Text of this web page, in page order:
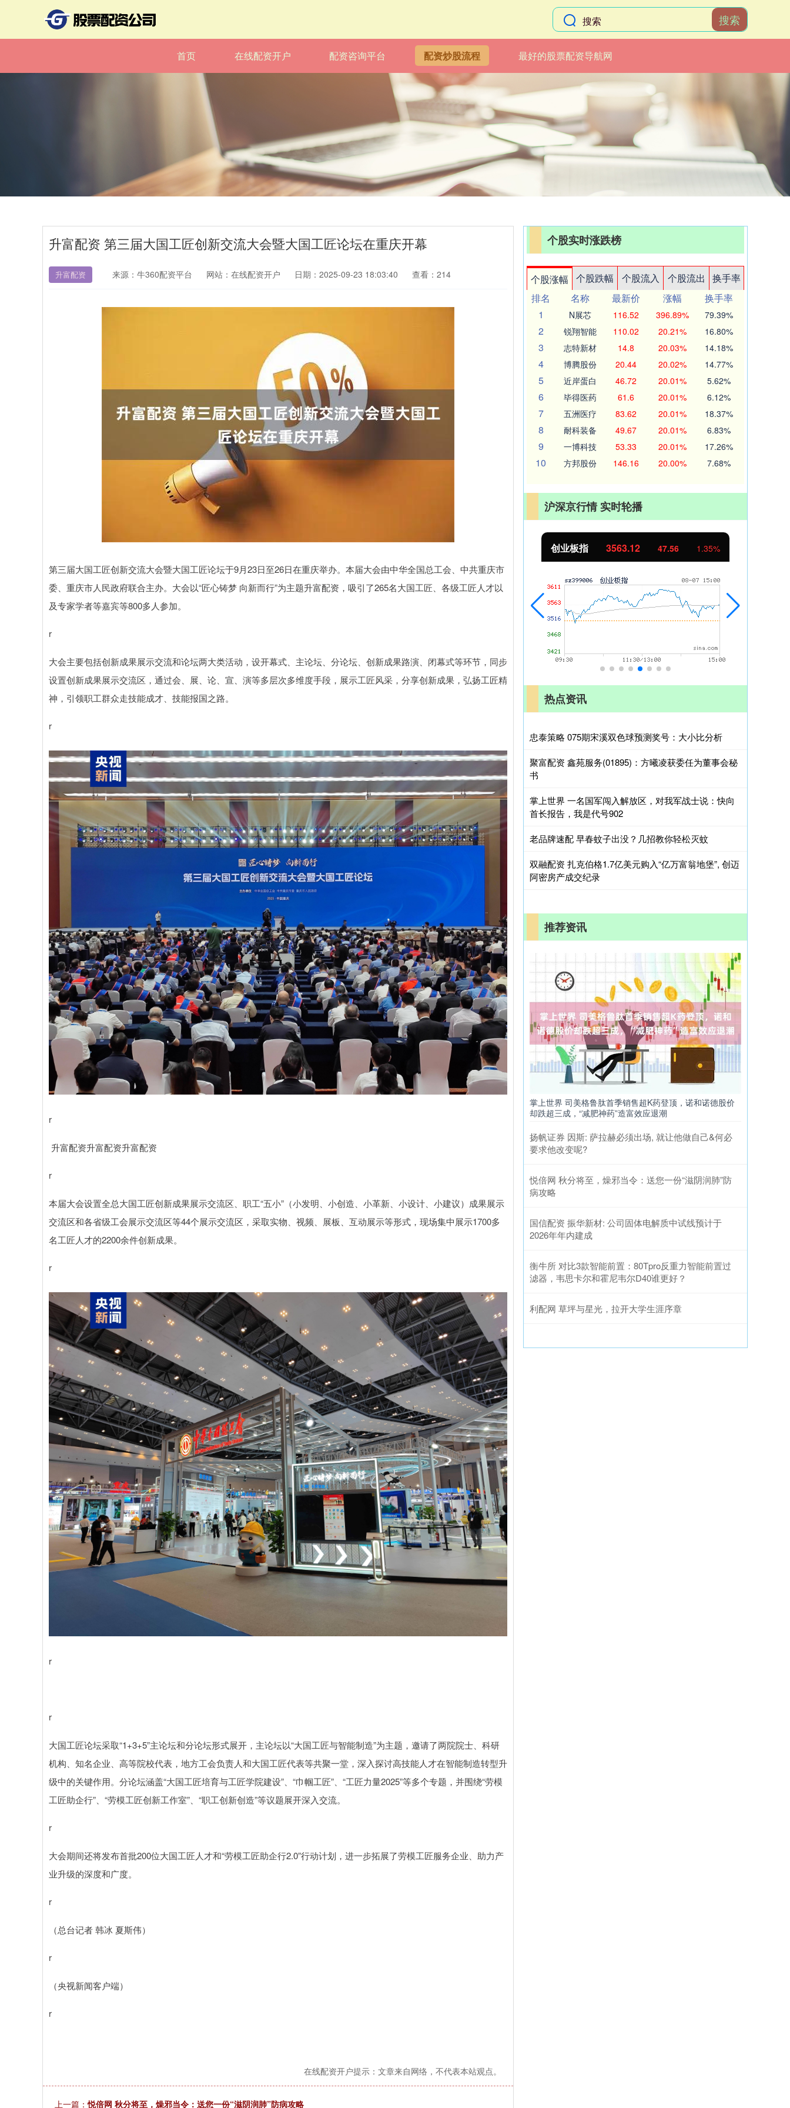
搜索
首页 在线配资开户 配资咨询平台 配资炒股流程 最好的股票配资导航网
升富配资 第三届大国工匠创新交流大会暨大国工匠论坛在重庆开幕
升富配资 来源：牛360配资平台 网站：在线配资开户 日期：2025-09-23 18:03:40 查看：214
第三届大国工匠创新交流大会暨大国工匠论坛于9月23日至26日在重庆举办。本届大会由中华全国总工会、中共重庆市
委、重庆市人民政府联合主办。大会以“匠心铸梦 向新而行”为主题升富配资，吸引了265名大国工匠、各级工匠人才以
及专家学者等嘉宾等800多人参加。
r
大会主要包括创新成果展示交流和论坛两大类活动，设开幕式、主论坛、分论坛、创新成果路演、闭幕式等环节，同步
设置创新成果展示交流区，通过会、展、论、宣、演等多层次多维度手段，展示工匠风采，分享创新成果，弘扬工匠精
神，引领职工群众走技能成才、技能报国之路。
r
r
升富配资升富配资升富配资
r
本届大会设置全总大国工匠创新成果展示交流区、职工“五小”（小发明、小创造、小革新、小设计、小建议）成果展示
交流区和各省级工会展示交流区等44个展示交流区，采取实物、视频、展板、互动展示等形式，现场集中展示1700多
名工匠人才的2200余件创新成果。
r
r
r
大国工匠论坛采取“1+3+5”主论坛和分论坛形式展开，主论坛以“大国工匠与智能制造”为主题，邀请了两院院士、科研
机构、知名企业、高等院校代表，地方工会负责人和大国工匠代表等共聚一堂，深入探讨高技能人才在智能制造转型升
级中的关键作用。分论坛涵盖“大国工匠培育与工匠学院建设”、“巾帼工匠”、“工匠力量2025”等多个专题，并围绕“劳模
工匠助企行”、“劳模工匠创新工作室”、“职工创新创造”等议题展开深入交流。
r
大会期间还将发布首批200位大国工匠人才和“劳模工匠助企行2.0”行动计划，进一步拓展了劳模工匠服务企业、助力产
业升级的深度和广度。
r
（总台记者 韩冰 夏斯伟）
r
（央视新闻客户端）
r
在线配资开户提示：文章来自网络，不代表本站观点。
上一篇：悦倍网 秋分将至，燥邪当令：送您一份“滋阴润肺”防病攻略
个股实时涨跌榜
个股涨幅 个股跌幅 个股流入 个股流出
换手率
排名
名称 最新价 涨幅
换手率
1
N展芯 116.52 396.89% 79.39%
2 锐翔智能 110.02 20.21% 16.80%
3 志特新材 14.8 20.03% 14.18%
4 博腾股份 20.44 20.02% 14.77%
5 近岸蛋白 46.72 20.01% 5.62%
6 毕得医药 61.6 20.01% 6.12%
7 五洲医疗 83.62 20.01% 18.37%
8 耐科装备 49.67 20.01% 6.83%
9 一博科技 53.33 20.01% 17.26%
10 方邦股份 146.16 20.00% 7.68%
沪深京行情 实时轮播
创业板指 3563.12 47.56 1.35%
热点资讯
忠泰策略 075期宋溪双色球预测奖号：大小比分析
聚富配资 鑫苑服务(01895)：方曦凌获委任为董事会秘
书
掌上世界 一名国军闯入解放区，对我军战士说：快向
首长报告，我是代号902
老品牌速配 早春蚊子出没？几招教你轻松灭蚊
双融配资 扎克伯格1.7亿美元购入“亿万富翁地堡”, 创迈
阿密房产成交纪录
推荐资讯
掌上世界 司美格鲁肽首季销售超K药登顶，诺和诺德股价
却跌超三成，“减肥神药”造富效应退潮
扬帆证券 因斯: 萨拉赫必须出场, 就让他做自己&何必
要求他改变呢?
悦倍网 秋分将至，燥邪当令：送您一份“滋阴润肺”防
病攻略
国信配资 振华新材: 公司固体电解质中试线预计于
2026年年内建成
衡牛所 对比3款智能前置：80Tpro反重力智能前置过
滤器，韦思卡尔和霍尼韦尔D40谁更好？
利配网 草坪与星光，拉开大学生涯序章